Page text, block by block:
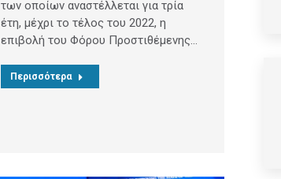
των οποίων αναστέλλεται για τρία
έτη, μέχρι το τέλος του 2022, η
επιβολή του Φόρου Προστιθέμενης…
Περισσότερα